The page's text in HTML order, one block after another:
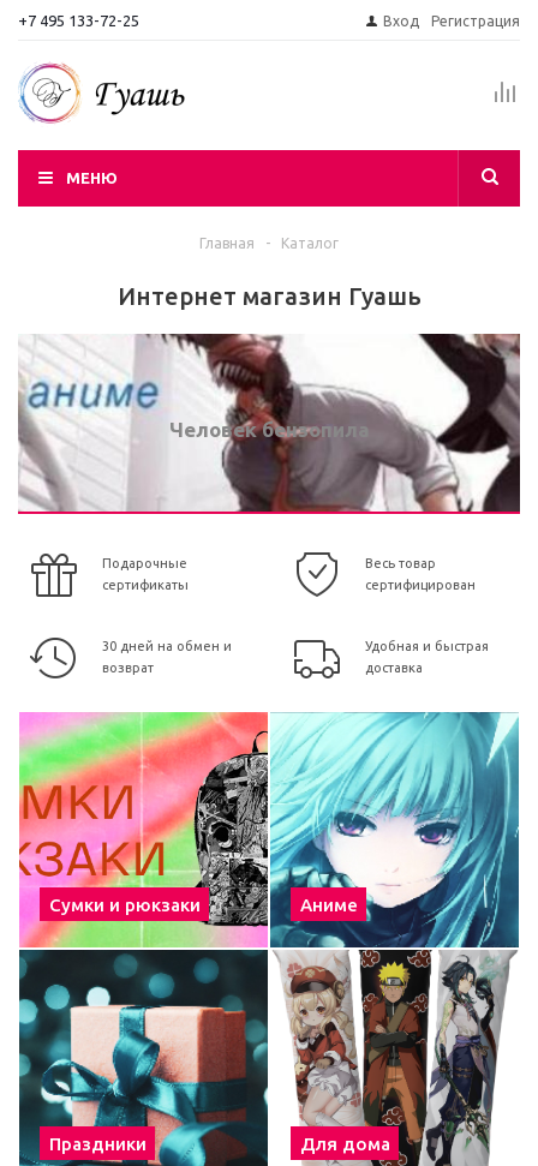
+7 495 133-72-25 Вход Регистрация
МЕНЮ
Главная - Каталог
Интернет магазин Гуашь
Человек бензопила
Подарочные
сертификаты
Весь товар
сертифицирован
30 дней на обмен и
возврат
Удобная и быстрая
доставка
Сумки и рюкзаки Аниме
Праздники Для дома